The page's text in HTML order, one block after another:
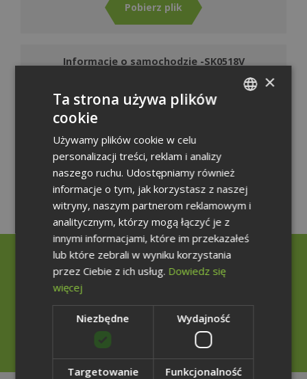
Pobierz plik
Informacje o samochodzie -SK0518V
Pobierz plik
Informacje o samochodzie -SK731EC
Pobierz plik
Rzecznik Prasowy
+48 785 001 899
rzecznik@weglokoks.com.pl
×
Ta strona używa plików
cookie
Używamy plików cookie w celu
personalizacji treści, reklam i analizy
naszego ruchu. Udostępniamy również
informacje o tym, jak korzystasz z naszej
witryny, naszym partnerom reklamowym i
analitycznym, którzy mogą łączyć je z
innymi informacjami, które im przekazałeś
lub które zebrali w wyniku korzystania
przez Ciebie z ich usług. Dowiedz się
więcej
Niezbędne Wydajność
Targetowanie Funkcjonalność